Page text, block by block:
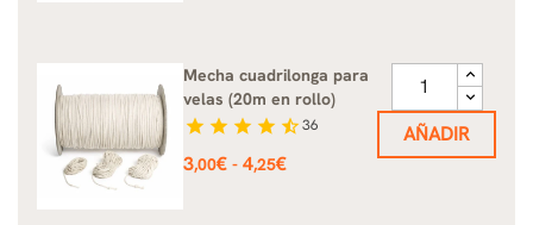
Mecha cuadrilonga para
velas (20m en rollo)
star star star star star_half36
Precio
3,00€ - 4,25€
AÑADIR